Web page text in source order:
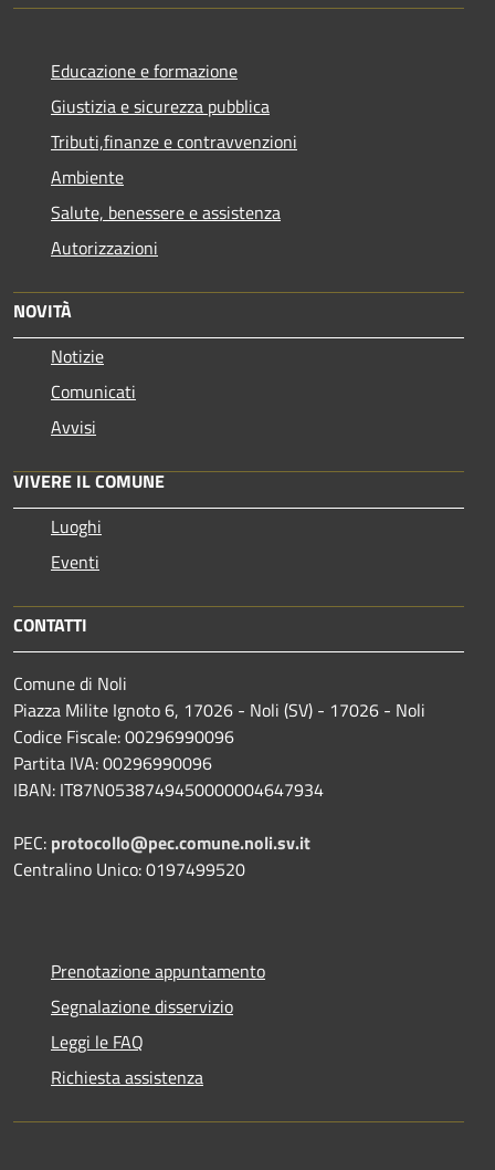
Educazione e formazione
Giustizia e sicurezza pubblica
Tributi,finanze e contravvenzioni
Ambiente
Salute, benessere e assistenza
Autorizzazioni
NOVITÀ
Notizie
Comunicati
Avvisi
VIVERE IL COMUNE
Luoghi
Eventi
CONTATTI
Comune di Noli
Piazza Milite Ignoto 6, 17026 - Noli (SV) - 17026 - Noli
Codice Fiscale: 00296990096
Partita IVA: 00296990096
IBAN: IT87N0538749450000004647934
PEC: protocollo@pec.comune.noli.sv.it
Centralino Unico: 0197499520
Prenotazione appuntamento
Segnalazione disservizio
Leggi le FAQ
Richiesta assistenza